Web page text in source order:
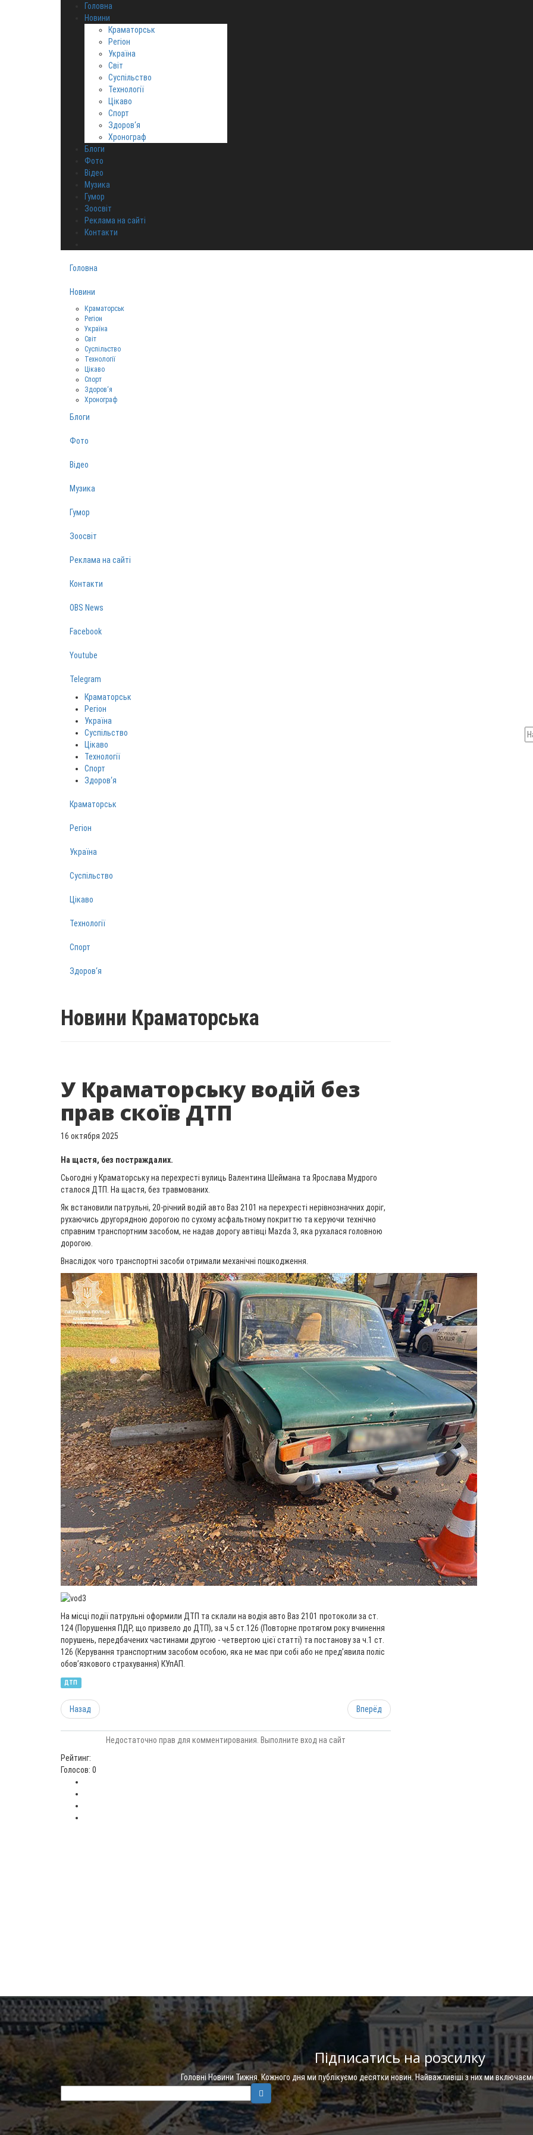
Головна
Новини
Краматорськ
Регіон
Україна
Світ
Суспільство
Технології
Цікаво
Спорт
Здоров‘я
Хронограф
Блоги
Фото
Відео
Музика
Гумор
Зоосвіт
Реклама на сайті
Контакти
Головна
Новини
Краматорськ
Регіон
Україна
Світ
Суспільство
Технології
Цікаво
Спорт
Здоров‘я
Хронограф
Блоги
Фото
Відео
Музика
Гумор
Зоосвіт
Реклама на сайті
Контакти
OBS News
Facebook
Youtube
Telegram
Краматорськ
Регіон
Україна
Суспільство
Цікаво
Технології
Спорт
Здоров‘я
Краматорськ
Регіон
Україна
Суспільство
Цікаво
Технології
Спорт
Здоров‘я
Новини Краматорська
У Краматорську водій без
прав скоїв ДТП
16 октября 2025
На щастя, без постраждалих.
Сьогодні у Краматорську на перехресті вулиць Валентина Шеймана та Ярослава Мудрого
сталося ДТП. На щастя, без травмованих.
Як встановили патрульні, 20-річний водій авто Ваз 2101 на перехресті нерівнозначних доріг,
рухаючись другорядною дорогою по сухому асфальтному покриттю та керуючи технічно
справним транспортним засобом, не надав дорогу автівці Mazda 3, яка рухалася головною
дорогою.
Внаслідок чого транспортні засоби отримали механічні пошкодження.
На місці події патрульні оформили ДТП та склали на водія авто Ваз 2101 протоколи за ст.
124 (Порушення ПДР, що призвело до ДТП), за ч.5 ст.126 (Повторне протягом року вчинення
порушень, передбачених частинами другою - четвертою цієї статті) та постанову за ч.1 ст.
126 (Керування транспортним засобом особою, яка не має при собі або не пред’явила поліс
обов’язкового страхування) КУпАП.
ДТП
Назад Вперёд
Недостаточно прав для комментирования. Выполните вход на сайт
Рейтинг:
Голосов: 0
Підписатись на розсилку
Головні Новини Тижня. Кожного дня ми публікуємо десятки новин. Найважливіші з них ми